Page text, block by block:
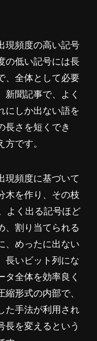
現頻度の高い記号
の低い記号には長
、全体として必要
新聞記事で、よく
にしか出ない語を
長さを短くでき
です。
現頻度に基づいて
木を作り、その枝
よく出る記号ほど
、割り当てられる
、めったに出ない
長いビット列にな
タ全体を効率良く
形式の内部で、
た手法が利用され
長を変えるという